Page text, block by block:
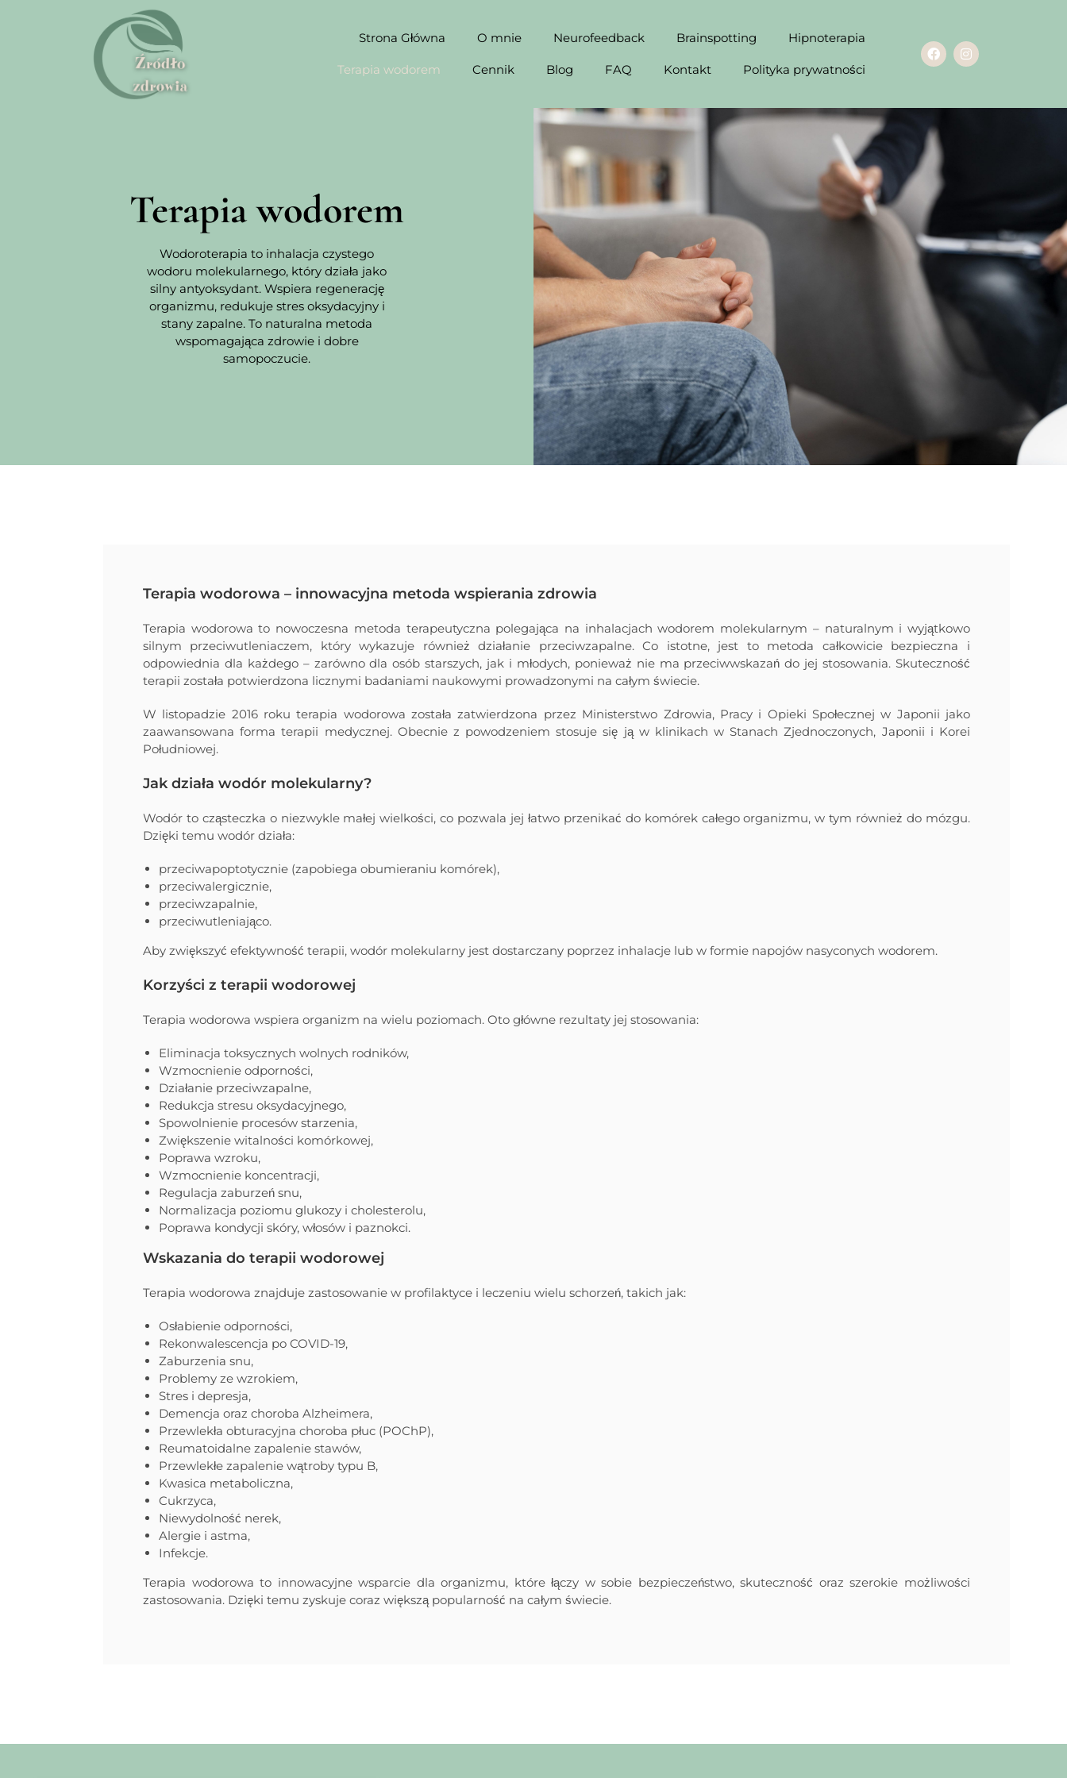
Strona Główna O mnie Neurofeedback Brainspotting Hipnoterapia
Terapia wodorem Cennik Blog FAQ Kontakt Polityka prywatności
Terapia wodorem
Wodoroterapia to inhalacja czystego
wodoru molekularnego, który działa jako
silny antyoksydant. Wspiera regenerację
organizmu, redukuje stres oksydacyjny i
stany zapalne. To naturalna metoda
wspomagająca zdrowie i dobre
samopoczucie.
Terapia wodorowa – innowacyjna metoda wspierania zdrowia
Terapia wodorowa to nowoczesna metoda terapeutyczna polegająca na inhalacjach wodorem molekularnym – naturalnym i wyjątkowo
silnym przeciwutleniaczem, który wykazuje również działanie przeciwzapalne. Co istotne, jest to metoda całkowicie bezpieczna i
odpowiednia dla każdego – zarówno dla osób starszych, jak i młodych, ponieważ nie ma przeciwwskazań do jej stosowania. Skuteczność
terapii została potwierdzona licznymi badaniami naukowymi prowadzonymi na całym świecie.
W listopadzie 2016 roku terapia wodorowa została zatwierdzona przez Ministerstwo Zdrowia, Pracy i Opieki Społecznej w Japonii jako
zaawansowana forma terapii medycznej. Obecnie z powodzeniem stosuje się ją w klinikach w Stanach Zjednoczonych, Japonii i Korei
Południowej.
Jak działa wodór molekularny?
Wodór to cząsteczka o niezwykle małej wielkości, co pozwala jej łatwo przenikać do komórek całego organizmu, w tym również do mózgu.
Dzięki temu wodór działa:
przeciwapoptotycznie (zapobiega obumieraniu komórek),
przeciwalergicznie,
przeciwzapalnie,
przeciwutleniająco.
Aby zwiększyć efektywność terapii, wodór molekularny jest dostarczany poprzez inhalacje lub w formie napojów nasyconych wodorem.
Korzyści z terapii wodorowej
Terapia wodorowa wspiera organizm na wielu poziomach. Oto główne rezultaty jej stosowania:
Eliminacja toksycznych wolnych rodników,
Wzmocnienie odporności,
Działanie przeciwzapalne,
Redukcja stresu oksydacyjnego,
Spowolnienie procesów starzenia,
Zwiększenie witalności komórkowej,
Poprawa wzroku,
Wzmocnienie koncentracji,
Regulacja zaburzeń snu,
Normalizacja poziomu glukozy i cholesterolu,
Poprawa kondycji skóry, włosów i paznokci.
Wskazania do terapii wodorowej
Terapia wodorowa znajduje zastosowanie w profilaktyce i leczeniu wielu schorzeń, takich jak:
Osłabienie odporności,
Rekonwalescencja po COVID-19,
Zaburzenia snu,
Problemy ze wzrokiem,
Stres i depresja,
Demencja oraz choroba Alzheimera,
Przewlekła obturacyjna choroba płuc (POChP),
Reumatoidalne zapalenie stawów,
Przewlekłe zapalenie wątroby typu B,
Kwasica metaboliczna,
Cukrzyca,
Niewydolność nerek,
Alergie i astma,
Infekcje.
Terapia wodorowa to innowacyjne wsparcie dla organizmu, które łączy w sobie bezpieczeństwo, skuteczność oraz szerokie możliwości
zastosowania. Dzięki temu zyskuje coraz większą popularność na całym świecie.